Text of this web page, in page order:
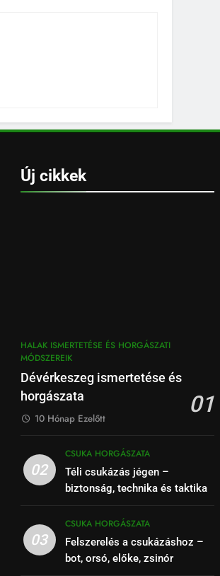
Új cikkek
HALAK ISMERTETÉSE ÉS HORGÁSZATI
MÓDSZEREIK
Dévérkeszeg ismertetése és
horgászata
01
10 Hónap Ezelőtt
02
CSUKA HORGÁSZATA
Téli csukázás jégen –
biztonság, technika és taktika
03
CSUKA HORGÁSZATA
Felszerelés a csukázáshoz –
bot, orsó, előke, zsinór